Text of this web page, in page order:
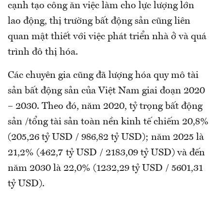
cạnh tạo công ăn việc làm cho lực lượng lớn
lao động, thị trường bất động sản cũng liên
quan mật thiết với việc phát triển nhà ở và quá
trình đô thị hóa.
Các chuyên gia cũng đã lượng hóa quy mô tài
sản bất động sản của Việt Nam giai đoạn 2020
– 2030. Theo đó, năm 2020, tỷ trọng bất động
sản /tổng tài sản toàn nền kinh tế chiếm 20,8%
(205,26 tỷ USD / 986,82 tỷ USD); năm 2025 là
21,2% (462,7 tỷ USD / 2183,09 tỷ USD) và đến
năm 2030 là 22,0% (1232,29 tỷ USD / 5601,31
tỷ USD).